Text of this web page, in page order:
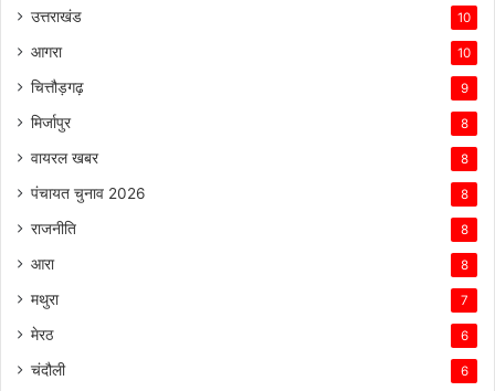
उत्तराखंड 10
आगरा 10
चित्तौड़गढ़ 9
मिर्जापुर 8
वायरल खबर 8
पंचायत चुनाव 2026 8
राजनीति 8
आरा 8
मथुरा 7
मेरठ 6
चंदौली 6